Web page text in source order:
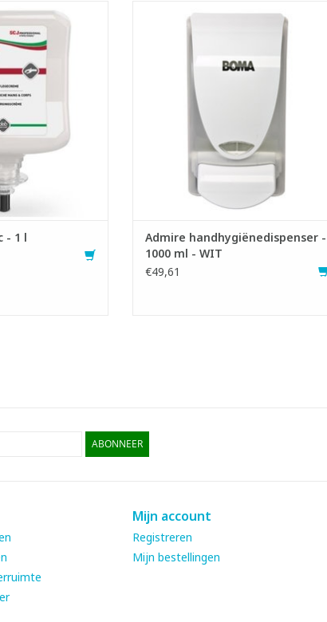
voor handen en
sterk belaste huid.
huidbarrière.
voor
producten.
en ureum).
gecertif
WINKELWAGEN
- 1 l
- Druppelt niet en raakt niet verstopt
- Geeft een optimale dosering, voorkomt
- De vulling is makkelijk te wisselen
- Met grote drukknop voor eenvoudig
- Beschermd met BioCote, een middel dat
TOEVOEGEN AAN WINKELWAGEN
Admire handhygiënedispenser -
1000 ml - WIT
€49,61
ABONNEER
Mijn account
Registreren
Mijn bestellingen